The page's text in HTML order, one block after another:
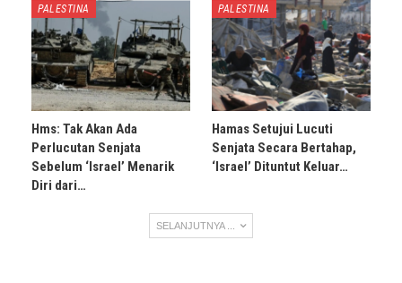
PALESTINA
Hms: Tak Akan Ada
Perlucutan Senjata
Sebelum ‘Israel’ Menarik
Diri dari…
PALESTINA
Hamas Setujui Lucuti
Senjata Secara Bertahap,
‘Israel’ Dituntut Keluar…
SELANJUTNYA ...